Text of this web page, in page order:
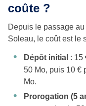
coûte ?
Depuis le passage
Soleau, le coût est le
Dépôt initial : 15
50 Mo, puis 10 €
Mo.
Prorogation (5